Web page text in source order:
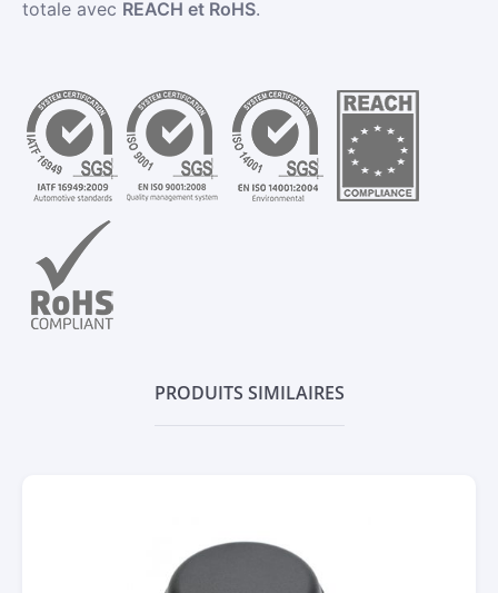
totale avec REACH et RoHS.
PRODUITS SIMILAIRES